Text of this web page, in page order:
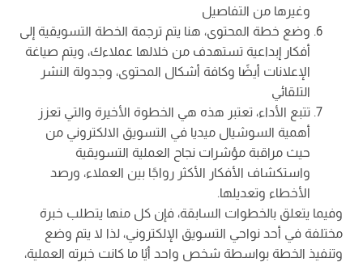
وغيرها من التفاصيل
وضع خطة المحتوى، هنا يتم ترجمة الخطة التسويقية إلى
أفكار إبداعية تستهدف من خلالها عملاءك، ويتم صياغة
الإعلانات أيضًا وكافة أشكال المحتوى، وجدولة النشر
التلقائي
تتبع الأداء، تعتبر هذه هي الخطوة الأخيرة والتي تعزز
أهمية السوشيال ميديا في التسويق الالكتروني من
حيث مراقبة مؤشرات نجاح العملية التسويقية
واستكشاف الأفكار الأكثر رواجًا بين العملاء، ورصد
الأخطاء وتعديلها.
وفيما يتعلق بالخطوات السابقة، فإن كل منها يتطلب خبرة
مختلفة في أحد نواحي التسويق الإلكتروني، لذا لا يتم وضع
وتنفيذ الخطة بواسطة شخص واحد أيًا ما كانت خبرته العملية،